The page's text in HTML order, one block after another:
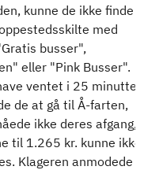
kunne de ikke finde
med
busser",
eller "Pink Busser".
ventet i 25 minutter
de at gå til Å-farten,
ikke deres afgang,
til 1.265 kr. kunne ikke
Klageren anmodede